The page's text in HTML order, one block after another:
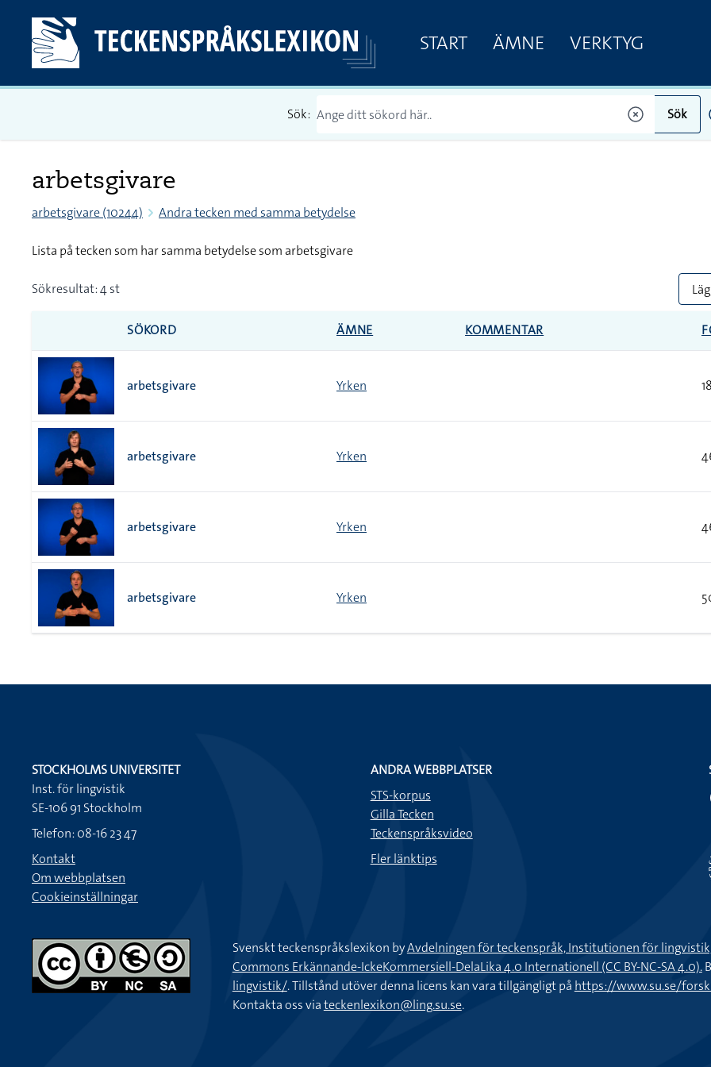
START ÄMNE VERKTYG
Sök: Sök
arbetsgivare
arbetsgivare (10244) Andra tecken med samma betydelse
Lista på tecken som har samma betydelse som arbetsgivare
Sökresultat: 4 st
SÖKORD ÄMNE KOMMENTAR
arbetsgivare Yrken 18
arbetsgivare Yrken
arbetsgivare Yrken
arbetsgivare Yrken
STOCKHOLMS UNIVERSITET
Inst. för lingvistik
SE-106 91 Stockholm
Telefon: 08-16 23 47
Kontakt
Om webbplatsen
Cookieinställningar
ANDRA WEBBPLATSER
STS-korpus
Gilla Tecken
Teckenspråksvideo
Fler länktips
Svenskt teckenspråkslexikon byAvdelningen för teckenspråk, Institutionen för
Commons Erkännande-IckeKommersiell-DelaLika 4.0 Internationell (CC BY-NC-SA 4.0).
lingvistik/. Tillstånd utöver denna licens kan vara tillgängligt på https://www.su.se/
Kontakta oss viateckenlexikon@ling.su.se.